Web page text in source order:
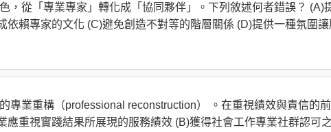
，從「專業專家」轉化成「協同夥伴」。下列敘述何者錯誤？ (A)
依賴專家的文化 (C)避免創造不對等的階層關係 (D)提供一種氛圍讓
專業重構（professional reconstruction） 。在重視績效與責信的
應重視實踐結果所展現的服務績效 (B)獲得社會工作專業社群認可